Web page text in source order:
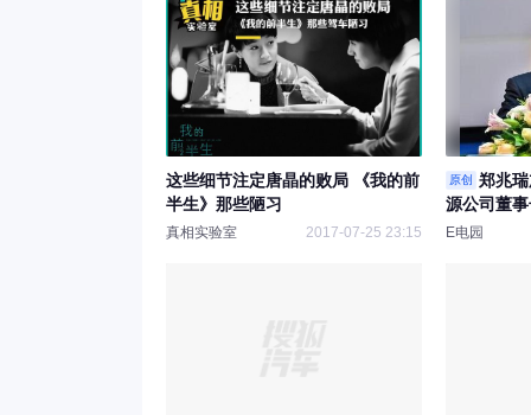
这些细节注定唐晶的败局 《我的前
半生》那些陋习
真相实验室 2017-07-25 23:15
原创
郑兆
源公司董
E电园